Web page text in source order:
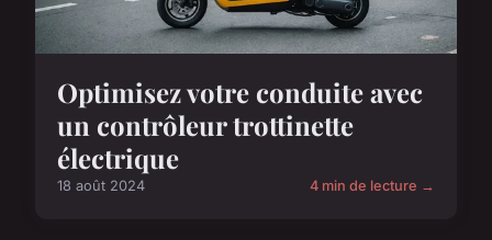
Optimisez votre conduite avec
un contrôleur trottinette
électrique
18 août 2024 4 min de lecture →